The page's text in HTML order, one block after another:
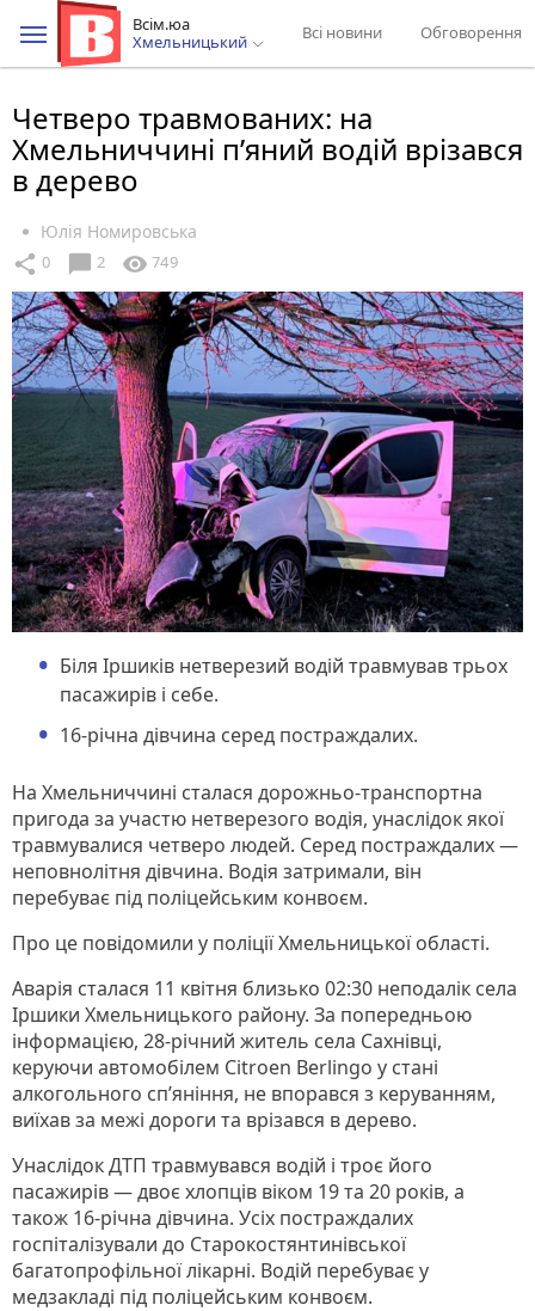
Всім.юа
Хмельницький
Всі новини Обговорення
Четверо травмованих: на
Хмельниччині п’яний водій врізався
в дерево
Юлія Номировська
share 0 chat_bubble 2 visibility 749
Біля Іршиків нетверезий водій травмував трьох
пасажирів і себе.
16-річна дівчина серед постраждалих.
На Хмельниччині сталася дорожньо-транспортна
пригода за участю нетверезого водія, унаслідок якої
травмувалися четверо людей. Серед постраждалих —
неповнолітня дівчина. Водія затримали, він
перебуває під поліцейським конвоєм.
Про це повідомили у поліції Хмельницької області.
Аварія сталася 11 квітня близько 02:30 неподалік села
Іршики Хмельницького району. За попередньою
інформацією, 28-річний житель села Сахнівці,
керуючи автомобілем Citroen Berlingo у стані
алкогольного сп’яніння, не впорався з керуванням,
виїхав за межі дороги та врізався в дерево.
Унаслідок ДТП травмувався водій і троє його
пасажирів — двоє хлопців віком 19 та 20 років, а
також 16-річна дівчина. Усіх постраждалих
госпіталізували до Старокостянтинівської
багатопрофільної лікарні. Водій перебуває у
медзакладі під поліцейським конвоєм.